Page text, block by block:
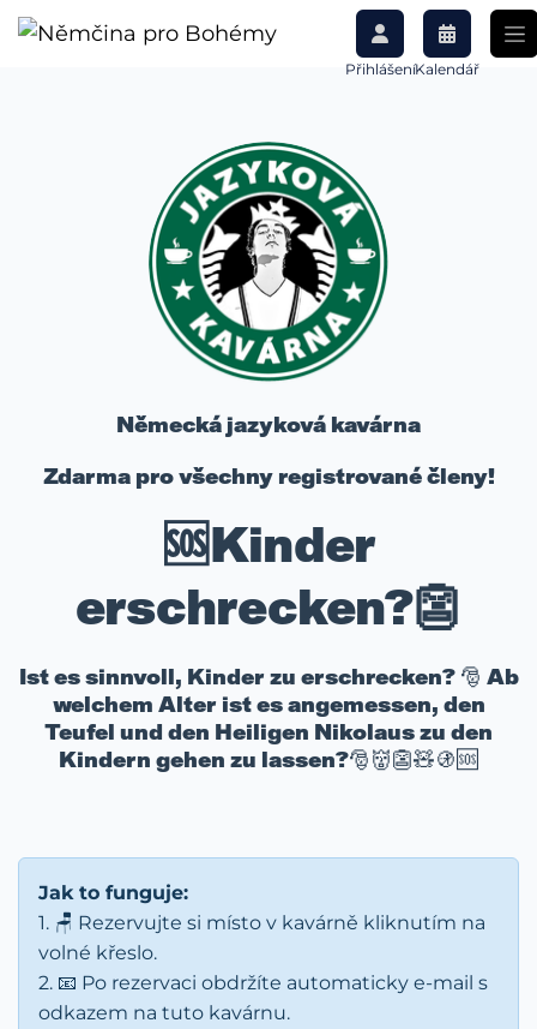
PřihlášeníKalendář
Německá jazyková kavárna
Zdarma pro všechny registrované členy!
🆘Kinder
erschrecken?👺
Ist es sinnvoll, Kinder zu erschrecken? 🎅 Ab
welchem Alter ist es angemessen, den
Teufel und den Heiligen Nikolaus zu den
Kindern gehen zu lassen?🎅👹👺🧸🚯🆘
Jak to funguje:
1. 🪑 Rezervujte si místo v kavárně kliknutím na
volné křeslo.
2. 📧 Po rezervaci obdržíte automaticky e-mail s
odkazem na tuto kavárnu.